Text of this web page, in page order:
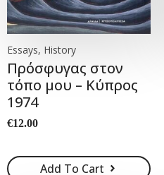
Essays, History
Πρόσφυγας στον
τόπο μου – Κύπρος
1974
€12.00
Add To Cart